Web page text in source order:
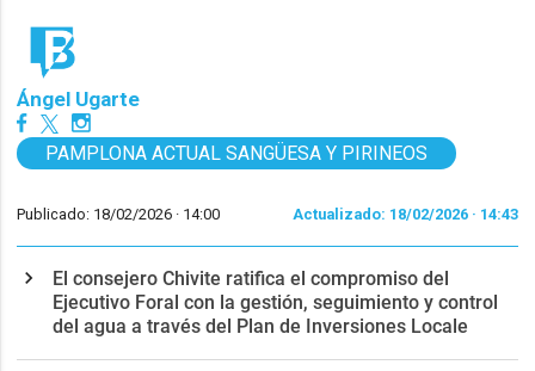
Ángel Ugarte
PAMPLONA ACTUAL SANGÜESA Y PIRINEOS
Publicado: 18/02/2026 · 14:00 Actualizado: 18/02/2026 · 14:43
El consejero Chivite ratifica el compromiso del
Ejecutivo Foral con la gestión, seguimiento y control
del agua a través del Plan de Inversiones Locale